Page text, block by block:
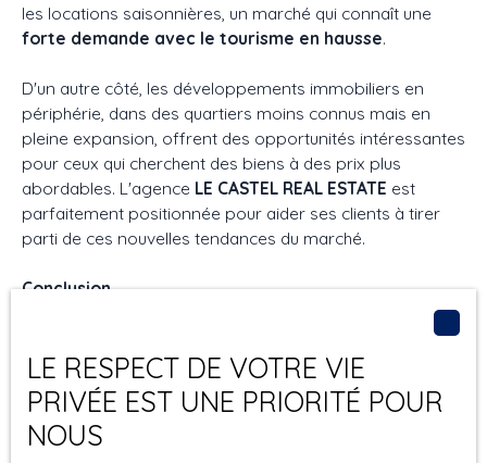
les locations saisonnières, un marché qui connaît une
forte demande avec le tourisme en hausse.
D'un autre côté, les développements immobiliers en
périphérie, dans des quartiers moins connus mais en
pleine expansion, offrent des opportunités intéressantes
pour ceux qui cherchent des biens à des prix plus
abordables. L'agence LE CASTEL REAL ESTATE est
parfaitement positionnée pour aider ses clients à tirer
parti de ces nouvelles tendances du marché.
Conclusion
présente
de belles opportunités, que ce soit pour l'achat, la
ou la location. Pour réussir votre projet immobilier à La
Ciotat, il est essentiel de s'entourer d'experts locaux.
LE RESPECT DE VOTRE VIE
PRIVÉE EST UNE PRIORITÉ POUR
NOUS